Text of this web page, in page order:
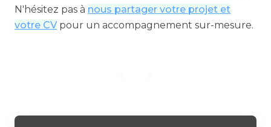
N'hésitez pas à nous partager votre projet et
votre CVpour un accompagnement sur-mesure.